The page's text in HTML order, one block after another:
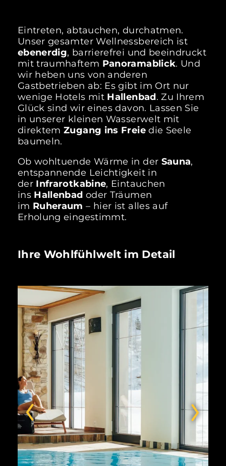
Eintreten, abtauchen, durchatmen.
Unser gesamter Wellnessbereich ist
ebenerdig, barrierefrei und beeindruckt
mit traumhaftem Panoramablick. Und
wir heben uns von anderen
Gastbetrieben ab: Es gibt im Ort nur
wenige Hotels mit Hallenbad. Zu Ihrem
Glück sind wir eines davon. Lassen Sie
in unserer kleinen Wasserwelt mit
direktemZugang ins Freiedie Seele
baumeln.
Ob wohltuende Wärme in der Sauna,
entspannende Leichtigkeit in
der Infrarotkabine, Eintauchen
ins Hallenbad oder Träumen
im Ruheraum – hier ist alles auf
Erholung eingestimmt.
Ihre Wohlfühlwelt im Detail